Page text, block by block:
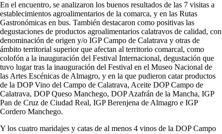
En el encuentro, se analizaron los buenos resultados de las 7 visitas a
establecimientos agroalimentarios de la comarca, y en las Rutas
Gastronómicas en bus. También destacaron como positivas las
degustaciones de productos agroalimentarios calatravos de calidad, con
denominación de origen y/o IGP Campo de Calatrava y otras de
ámbito territorial superior que afectan al territorio comarcal, como
colofón a la inauguración del Festival Internacional, degustación que
tuvo lugar tras la inauguración del Festival en el Museo Nacional de
las Artes Escénicas de Almagro, y en la que pudieron catar productos
de la DOP Vino del Campo de Calatrava, Aceite DOP Campo de
Calatrava, DOP Queso Manchego, DOP Azafrán de la Mancha, IGP
Pan de Cruz de Ciudad Real, IGP Berenjena de Almagro e IGP
Cordero Manchego.
Y los cuatro maridajes y catas de al menos 4 vinos de la DOP Campo